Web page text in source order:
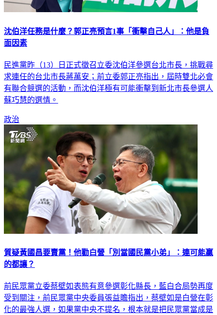
沈伯洋任務是什麼？郭正亮預言1事「衝擊自己人」：他是負
面因素
民進黨昨（13）日正式徵召立委沈伯洋參選台北市長，挑戰尋
求連任的台北市長蔣萬安；前立委郭正亮指出，屆時雙北必會
有聯合競選的活動，而沈伯洋極有可能衝擊到新北市長參選人
蘇巧慧的選情。
政治
質疑黃國昌要賣黨！他勸白營「別當國民黨小弟」：連可能贏
的都讓？
前民眾黨立委蔡壁如表態有意參選彰化縣長，藍白合局勢再度
受到關注，前民眾黨中央委員張益贍指出，蔡壁如是白營在彰
化的最強人選，如果黨中央不提名，根本就是把民眾黨當成是